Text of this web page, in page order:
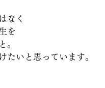
なく
を
。
たいと思っています。